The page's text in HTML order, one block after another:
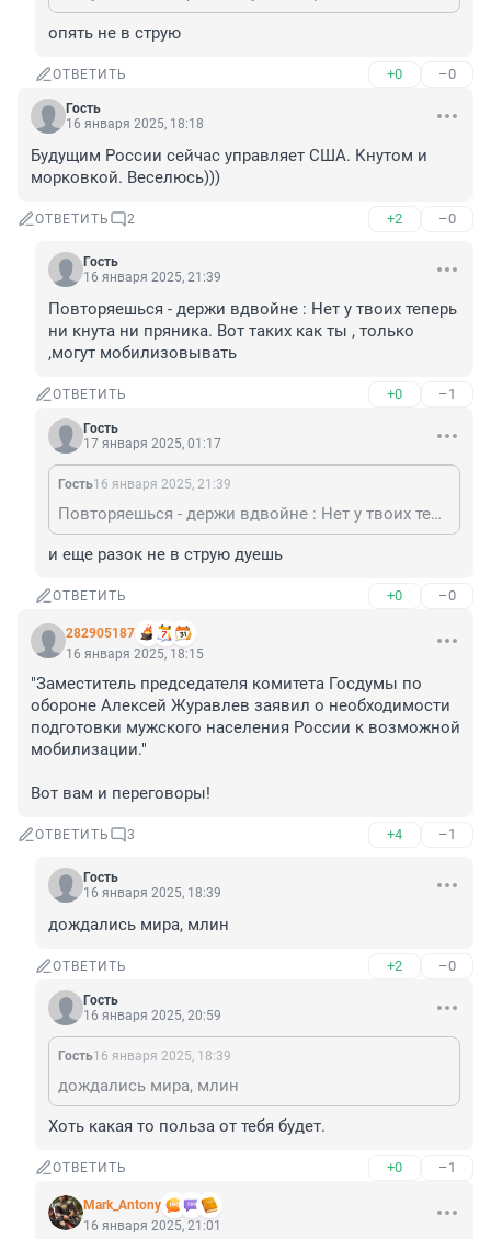
опять не в струю
ОТВЕТИТЬ +0 –0
Гость
16 января 2025, 18:18
Будущим России сейчас управляет США. Кнутом и
морковкой. Веселюсь)))
ОТВЕТИТЬ 2 +2 –0
Гость
16 января 2025, 21:39
Повторяешься - держи вдвойне : Нет у твоих теперь
ни кнута ни пряника. Вот таких как ты , только
,могут мобилизовывать
ОТВЕТИТЬ +0 –1
Гость
17 января 2025, 01:17
Гость16 января 2025, 21:39
Повторяешься - держи вдвойне : Нет у твоих теперь ни кнута ни пряника. Вот таких как ты , только ,могут мобилизовывать
и еще разок не в струю дуешь
ОТВЕТИТЬ +0 –0
282905187
16 января 2025, 18:15
"Заместитель председателя комитета Госдумы по
обороне Алексей Журавлев заявил о необходимости
подготовки мужского населения России к возможной
мобилизации."
Вот вам и переговоры!
ОТВЕТИТЬ 3 +4 –1
Гость
16 января 2025, 18:39
дождались мира, млин
ОТВЕТИТЬ +2 –0
Гость
16 января 2025, 20:59
Гость16 января 2025, 18:39
дождались мира, млин
Хоть какая то польза от тебя будет.
ОТВЕТИТЬ +0 –1
Mark_Antony
16 января 2025, 21:01